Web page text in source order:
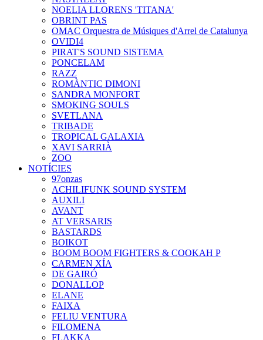
NOELIA LLORENS 'TITANA'
OBRINT PAS
OMAC Orquestra de Músiques d'Arrel de Catalunya
OVIDI4
PIRAT'S SOUND SISTEMA
PONCELAM
RAZZ
ROMÀNTIC DIMONI
SANDRA MONFORT
SMOKING SOULS
SVETLANA
TRIBADE
TROPICAL GALAXIA
XAVI SARRIÀ
ZOO
NOTÍCIES
97onzas
ACHILIFUNK SOUND SYSTEM
AUXILI
AVANT
AT VERSARIS
BASTARDS
BOIKOT
BOOM BOOM FIGHTERS & COOKAH P
CARMEN XÍA
DE GAIRÓ
DONALLOP
ELANE
FAIXA
FELIU VENTURA
FILOMENA
FLAKKA